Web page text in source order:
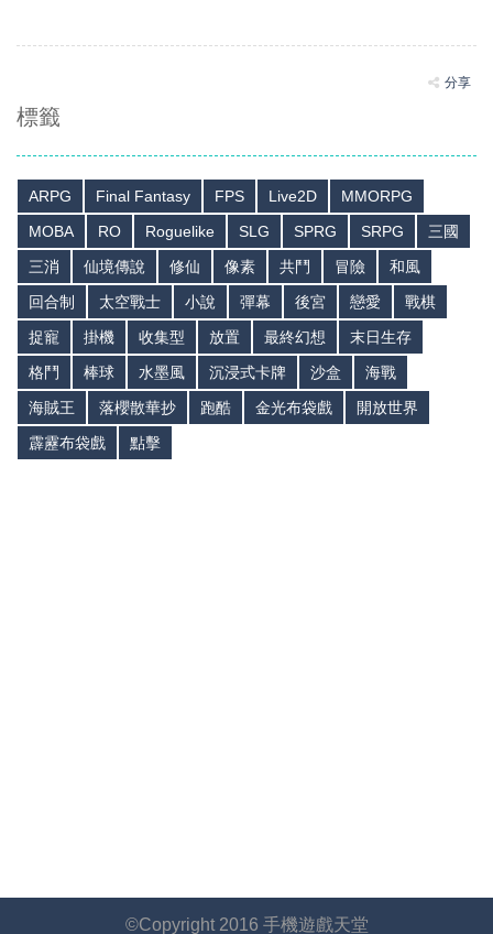
分享
標籤
ARPG Final Fantasy FPS Live2D
MMORPG
MOBA
RO Roguelike SLG SPRG SRPG
三國
三消
仙境傳說 修仙 像素 共鬥 冒險
和風
回合制
太空戰士 小說 彈幕 後宮 戀愛
戰棋
捉寵
掛機 收集型 放置 最終幻想
末日生存
格鬥
棒球 水墨風 沉浸式卡牌 沙盒
海戰
海賊王
落櫻散華抄 跑酷 金光布袋戲
開放世界
霹靂布袋戲
點擊
©Copyright 2016 手機遊戲天堂